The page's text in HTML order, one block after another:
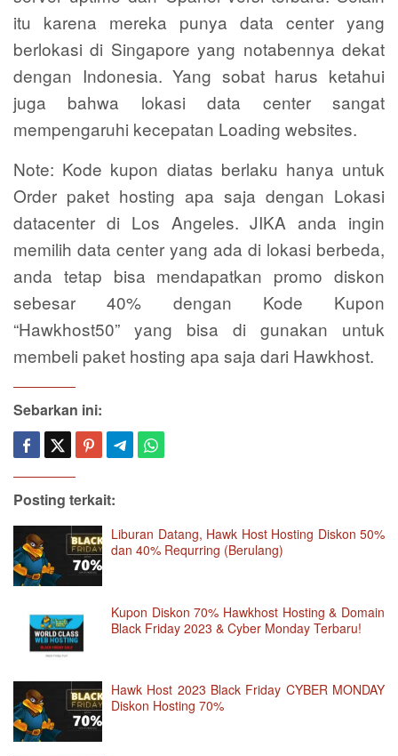
itu karena mereka punya data center yang
berlokasi di Singapore yang notabennya dekat
dengan Indonesia. Yang sobat harus ketahui
juga bahwa lokasi data center sangat
mempengaruhi kecepatan Loading websites.
Note: Kode kupon diatas berlaku hanya untuk
Order paket hosting apa saja dengan Lokasi
datacenter di Los Angeles. JIKA anda ingin
memilih data center yang ada di lokasi berbeda,
anda tetap bisa mendapatkan promo diskon
sebesar 40% dengan Kode Kupon
“Hawkhost50” yang bisa di gunakan untuk
membeli paket hosting apa saja dari Hawkhost.
Sebarkan ini:
Posting terkait:
Liburan Datang, Hawk Host Hosting Diskon 50%
dan 40% Requrring (Berulang)
Kupon Diskon 70% Hawkhost Hosting & Domain
Black Friday 2023 & Cyber Monday Terbaru!
Hawk Host 2023 Black Friday CYBER MONDAY
Diskon Hosting 70%